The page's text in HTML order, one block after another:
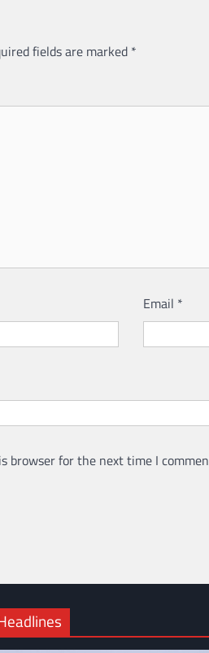
fields are marked *
Email *
browser for the next time I